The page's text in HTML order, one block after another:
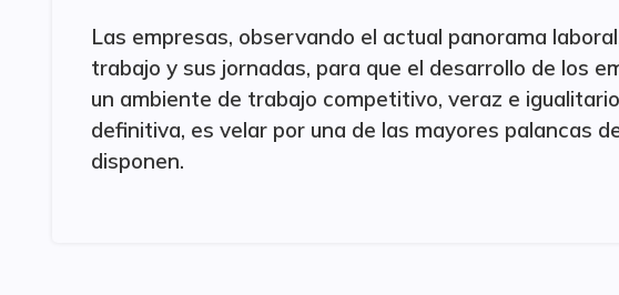
Las empresas, observando el actual panorama
trabajo y sus jornadas, para que el desarrollo de los
un ambiente de trabajo competitivo, veraz e
definitiva, es velar por una de las mayores palancas
disponen.